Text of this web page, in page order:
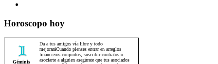
Horoscopo hoy